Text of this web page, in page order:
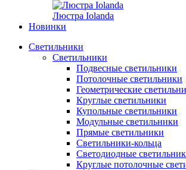
Люстра Iolanda
Новинки
Светильники
Светильники
Подвесные светильники
Потолочные светильники
Геометрические
Круглые светильники
Купольные светильники
Модульные светильники
Прямые светильники
Светильники-кольца
Светодиодные
Круглые потолочные